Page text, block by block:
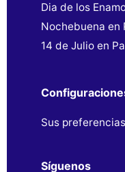
Dia de los
Nochebuena en
14 de Julio en
Sus
Síguenos